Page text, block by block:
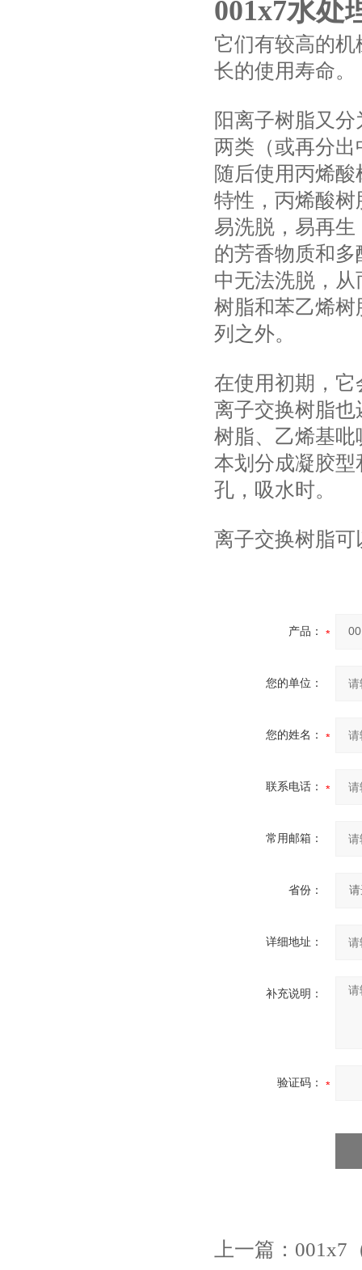
001x7水处
它们有较高的
长的使用寿命。
阳离子树脂又
两类（或再分
随后使用丙烯
特性，丙烯酸
易洗脱，易再
的芳香物质和
中无法洗脱，
树脂和苯乙烯
列之外。
在使用初期，
离子交换树脂
树脂、乙烯基
本划分成凝胶
孔，吸水时。
离子交换树脂
产品：
您的单位：
您的姓名：
联系电话：
常用邮箱：
省份：
详细地址：
补充说明：
验证码：
上一篇： 001x7